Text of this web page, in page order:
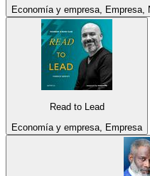
Economía y empresa, Empresa,
Read to Lead
Economía y empresa, Empresa